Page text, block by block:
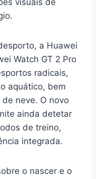
visuais de
a Huawei
Watch GT 2 Pro
radicais,
aquático, bem
neve. O novo
ainda detetar
de treino,
integrada.
o nascer e o